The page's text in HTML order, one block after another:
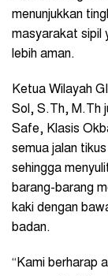
menunjukkan
masyarakat sipil
lebih aman.
Ketua Wilayah
Sol, S.Th, M.Th
Safe, Klasis
semua jalan
sehingga
barang-barang
kaki dengan
badan.
“Kami berharap